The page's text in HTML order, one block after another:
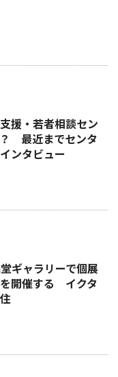
援・若者相談セン
最近までセンタ
ンタビュー
ギャラリーで個展
を開催する イクタ